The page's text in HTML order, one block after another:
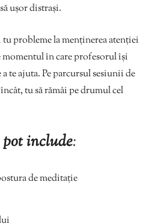
ușor distrași.
probleme la menținerea atenției
în care profesorul își
te ajuta. Pe parcursul sesiunii de
tu să rămâi pe drumul cel
include:
de meditație